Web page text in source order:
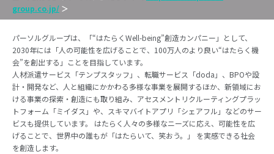
group.co.jp/ ＞
パーソルグループは、「“はたらくWell-being”創造カンパニー」として、
2030年には「人の可能性を広げることで、100万人のより良い“はたらく機
会”を創出する」ことを目指しています。
人材派遣サービス「テンプスタッフ」、転職サービス「doda」、BPOや設
計・開発など、人と組織にかかわる多様な事業を展開するほか、新領域にお
ける事業の探索・創造にも取り組み、アセスメントリクルーティングプラッ
トフォーム「ミイダス」や、スキマバイトアプリ「シェアフル」などのサー
ビスも提供しています。 はたらく人々の多様なニーズに応え、可能性を広
げることで、世界中の誰もが「はたらいて、笑おう。」 を実感できる社会
を創造します。